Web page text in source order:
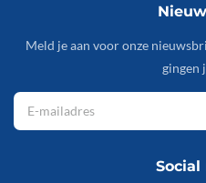
Meld je aan voor onze
gingen
Social